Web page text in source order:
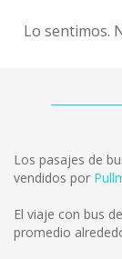
Lo sentimos.
Los pasajes de
vendidos por
El viaje con bus
promedio